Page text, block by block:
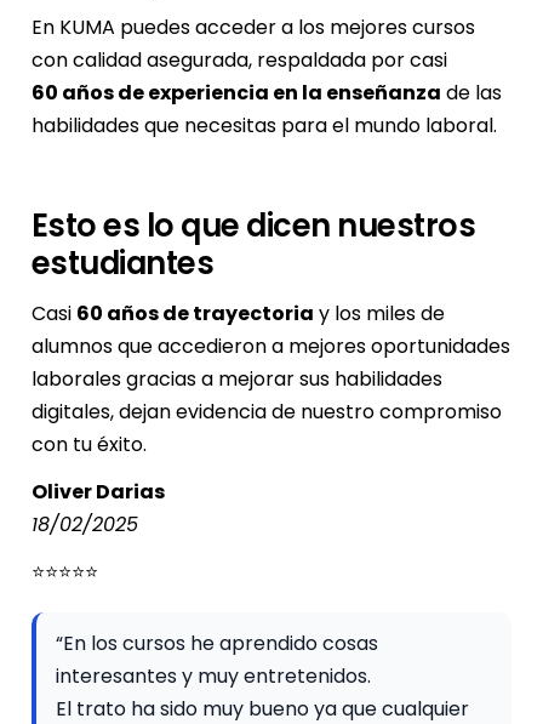
En KUMA puedes acceder a los mejores cursos
con calidad asegurada, respaldada por casi
60 años de experiencia en la enseñanza de las
habilidades que necesitas para el mundo laboral.
Esto es lo que dicen nuestros
estudiantes
Casi 60 años de trayectoria y los miles de
alumnos que accedieron a mejores oportunidades
laborales gracias a mejorar sus habilidades
digitales, dejan evidencia de nuestro compromiso
con tu éxito.
Oliver Darias
18/02/2025
⭐⭐⭐⭐⭐
“En los cursos he aprendido cosas
interesantes y muy entretenidos.
El trato ha sido muy bueno ya que cualquier